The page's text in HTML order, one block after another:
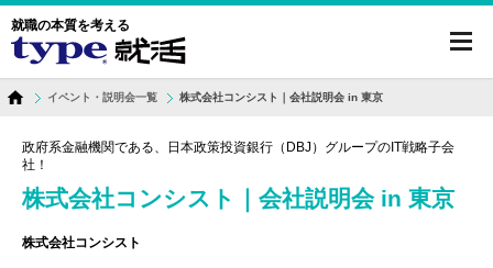
就職の本質を考える
イベント・説明会一覧 株式会社コンシスト｜会社説明会 in 東京
政府系金融機関である、日本政策投資銀行（DBJ）グループのIT戦略子会
社！
株式会社コンシスト｜会社説明会 in 東京
株式会社コンシスト